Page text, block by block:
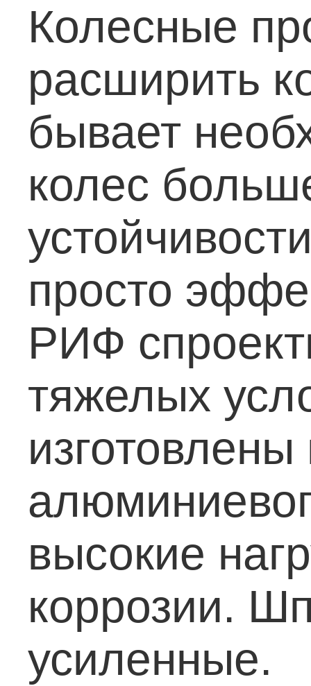
Колесные
расширить
бывает
колес
просто
РИФ
тяжелых
высокие
коррозии.
усиленные.